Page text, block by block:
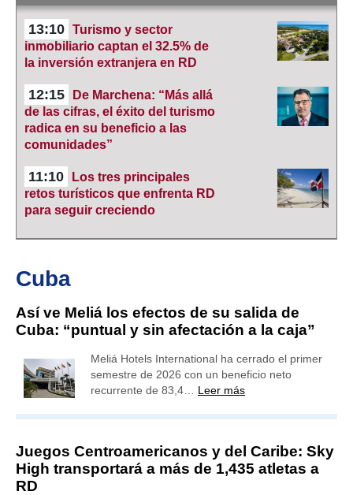
13:10 Turismo y sector
inmobiliario captan el 32.5% de
la inversión extranjera en RD
12:15
De Marchena: “Más allá
de las cifras, el éxito del turismo
radica en su beneficio a las
comunidades”
11:10
Los tres principales
retos turísticos que enfrenta RD
para seguir creciendo
Cuba
Así ve Meliá los efectos de su salida de
Cuba: “puntual y sin afectación a la caja”
Meliá Hotels International ha cerrado el primer
semestre de 2026 con un beneficio neto
recurrente de 83,4… Leer más
Juegos Centroamericanos y del Caribe: Sky
High transportará a más de 1,435 atletas a
RD